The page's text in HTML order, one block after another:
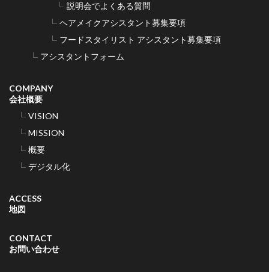
説明会でよくある質問
ヘアメイクアシスタント募集要項
フードスタイリスト アシスタント募集要項
アシスタントフォーム
COMPANY
会社概要
VISION
MISSION
概要
デジタル化
ACCESS
地図
CONTACT
お問い合わせ